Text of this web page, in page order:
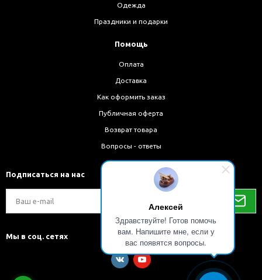
Алексей
Здравствуйте! Готов помочь
вам. Напишите мне, если у
вас появятся вопросы.
Одежда
Праздники и подарки
Помощь
Оплата
Доставка
Как оформить заказ
Публичная оферта
Возврат товара
Вопросы - ответы
Подписаться на нас
Мы в соц. сетях